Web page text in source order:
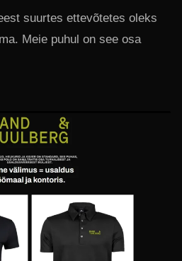
suurtes ettevõtetes oleks
Meie puhul on see osa